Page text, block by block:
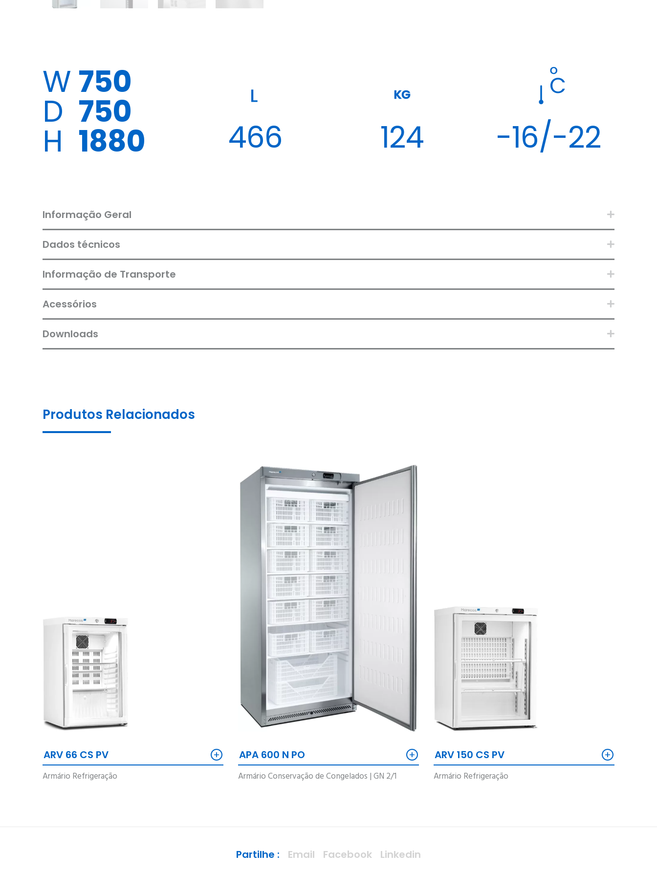
W 750
D 750
H 1880 466
KG
124 -16/-22
Informação Geral
Dados técnicos
Informação de Transporte
Acessórios
Downloads
Produtos Relacionados
ARV 66 CS PV +
Armário Refrigeração
APA 600 N PO +
Armário Conservação de Congelados | GN 2/1
ARV 150 CS PV +
Armário Refrigeração
Partilhe : Email Facebook Linkedin